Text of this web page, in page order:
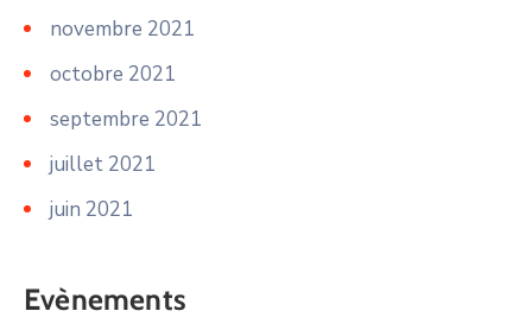
novembre 2021
octobre 2021
septembre 2021
juillet 2021
juin 2021
Evènements